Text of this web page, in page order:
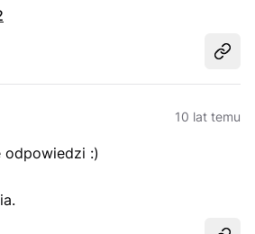
10 lat temu
odpowiedzi :)